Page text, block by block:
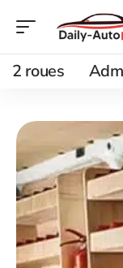
2 roues